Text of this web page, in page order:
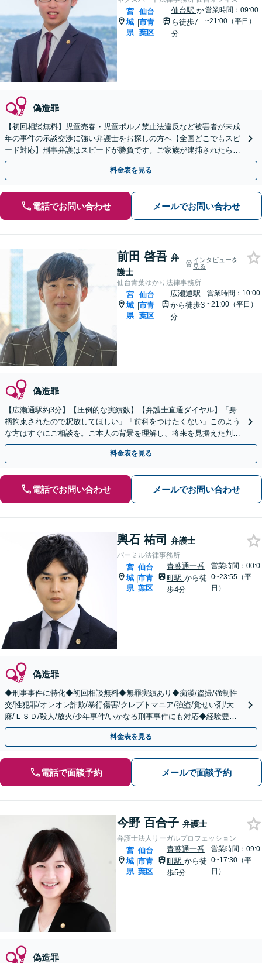
宮
城
県
|
仙台
市青
葉区
仙台駅 か
ら徒歩7
分
営業時間：09:00
~21:00（平日）
偽造罪
【初回相談無料】児童売春・児童ポルノ禁止法違反など被害者が未成
年の事件の示談交渉に強い弁護士をお探しの方へ【全国どこでもスピ
ード対応】刑事弁護はスピードが勝負です。ご家族が逮捕されたら一
刻も早くご相談ください【24時間365日相談受付】
料金表を見る
電話でお問い合わせ メールでお問い合わせ
前田 啓吾 弁
護士
インタビューを
見る
仙台青葉ゆかり法律事務所
宮
城
県
|
仙台
市青
葉区
広瀬通駅
から徒歩3
分
営業時間：10:00
~21:00（平日）
偽造罪
【広瀬通駅約3分】【圧倒的な実績数】【弁護士直通ダイヤル】「身
柄拘束されたので釈放してほしい」「前科をつけたくない」このよう
な方はすぐにご相談を。ご本人の背景を理解し、将来を見据えた判決
獲得・更正をサポートいたします。【初回60分無料相談】
料金表を見る
電話でお問い合わせ メールでお問い合わせ
輿石 祐司 弁護士
パーミル法律事務所
宮
城
県
|
仙台
市青
葉区
青葉通一番
町駅 から徒
歩4分
営業時間：00:0
0~23:55（平
日）
偽造罪
◆刑事事件に特化◆初回相談無料◆無罪実績あり◆痴漢/盗撮/強制性
交/性犯罪/オレオレ詐欺/暴行傷害/クレプトマニア/強盗/覚せい剤/大
麻/ＬＳＤ/殺人/放火/少年事件/いかなる刑事事件にも対応◆経験豊富
◆まずはご相談下さい。
料金表を見る
電話で面談予約 メールで面談予約
今野 百合子 弁護士
弁護士法人リーガルプロフェッション
宮
城
県
|
仙台
市青
葉区
青葉通一番
町駅 から徒
歩5分
営業時間：09:0
0~17:30（平
日）
偽造罪